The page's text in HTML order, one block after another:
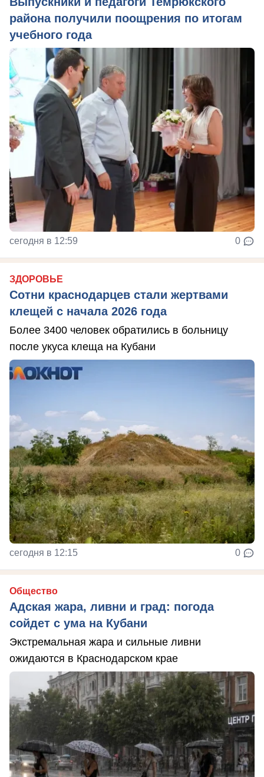
района получили поощрения по итогам
учебного года
сегодня в 12:59 0
ЗДОРОВЬЕ
Сотни краснодарцев стали жертвами
клещей с начала 2026 года
Более 3400 человек обратились в больницу
после укуса клеща на Кубани
сегодня в 12:15 0
Общество
Адская жара, ливни и град: погода
сойдет с ума на Кубани
Экстремальная жара и сильные ливни
ожидаются в Краснодарском крае